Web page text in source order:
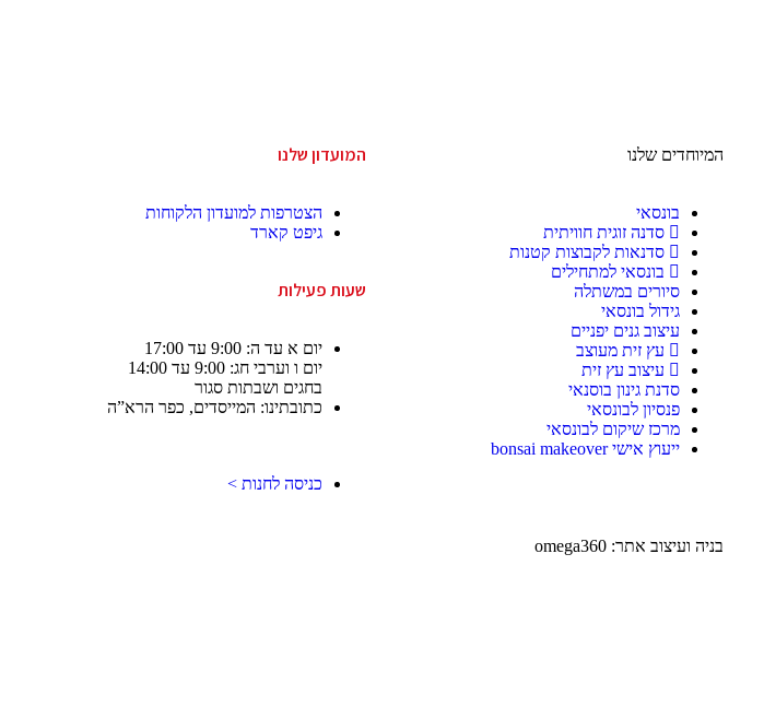
המיוחדים שלנו
בונסאי
סדנה זוגית חוויתית
סדנאות לקבוצות קטנות
בונסאי למתחילים
סיורים במשתלה
גידול בונסאי
עיצוב גנים יפניים
עץ זית מעוצב
עיצוב עץ זית
סדנת גינון בוסנאי
פנסיון לבונסאי
מרכז שיקום לבונסאי
ייעוץ אישי bonsai makeover
המועדון שלנו
הצטרפות למועדון הלקוחות
גיפט קארד
שעות פעילות
יום א עד ה: 9:00 עד 17:00
יום ו וערבי חג: 9:00 עד 14:00
בחגים ושבתות סגור
כתובתינו: המייסדים, כפר הרא”ה
כניסה לחנות >
בניה ועיצוב אתר: omega360